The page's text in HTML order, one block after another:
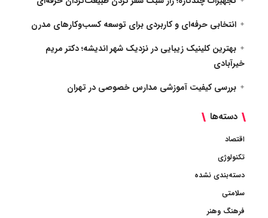
انتخابی حرفه‌ای و کاربردی برای توسعه کسب‌وکارهای مدرن
بهترین کلینیک زیبایی در نزدیک شهر اندیشه؛ دکتر مریم
خیرآبادی
بررسی کیفیت آموزشی مدارس خصوصی در تهران
دسته‌ها
اقتصاد
تکنولوژی
دسته‌بندی نشده
سلامتی
فرهنگ وهنر